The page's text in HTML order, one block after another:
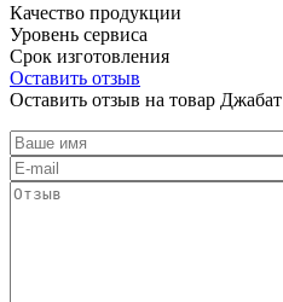
Качество продукции
Уровень сервиса
Срок изготовления
Оставить отзыв
Оставить отзыв на товар Джабат